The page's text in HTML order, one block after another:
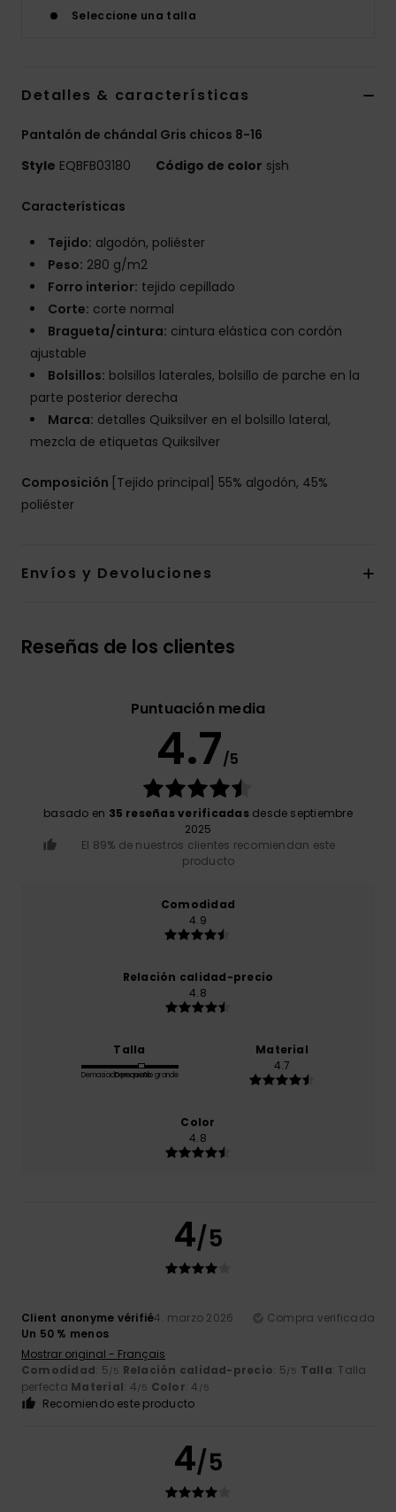
Seleccione una talla
Detalles & características
Pantalón de chándal Gris chicos 8-16
Style EQBFB03180 Código de color sjsh
Características
Tejido: algodón, poliéster
Peso: 280 g/m2
Forro interior: tejido cepillado
Corte: corte normal
Bragueta/cintura: cintura elástica con cordón
ajustable
Bolsillos: bolsillos laterales, bolsillo de parche en la
parte posterior derecha
Marca: detalles Quiksilver en el bolsillo lateral,
mezcla de etiquetas Quiksilver
Composición [Tejido principal] 55% algodón, 45%
poliéster
Envíos y Devoluciones
Reseñas de los clientes
Puntuación media
4.7/5
basado en 35 reseñas verificadasdesde septiembre
2025
El 89% de nuestros clientes recomiendan este
producto
Comodidad
4.9
Relación calidad-precio
4.8
Talla
Demasiado pequeño
Demasiado grande
Material
4.7
Color
4.8
4/5
Client anonyme vérifié4. marzo 2026
Compra verificada
Un 50 % menos
Mostrar original - Français
Comodidad: 5/5 Relación calidad-precio: 5/5 Talla: Talla
perfecta Material: 4/5 Color: 4 /5
Recomiendo este producto
4/5